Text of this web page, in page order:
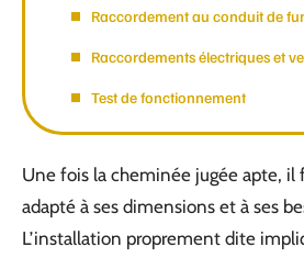
Raccordement au conduit de
Raccordements électriques et
Test de fonctionnement
Une fois la cheminée jugée apte, il
adapté à ses dimensions et à ses
L’installation proprement dite